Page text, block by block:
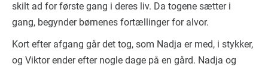
skilt ad for første gang i deres liv. Da togene sætter i
gang, begynder børnenes fortællinger for alvor.
Kort efter afgang går det tog, som Nadja er med, i stykker,
og Viktor ender efter nogle dage på en gård. Nadja og